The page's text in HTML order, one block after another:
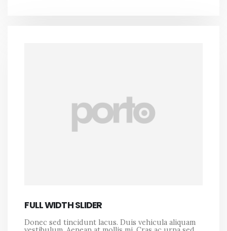
FULL WIDTH SLIDER
Donec sed tincidunt lacus. Duis vehicula aliquam